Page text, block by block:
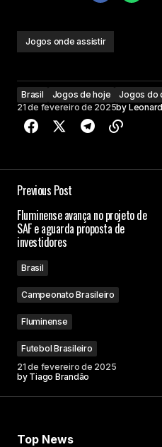
Jogos onde assistir
Brasil Jogos de hoje Jogos do
21 de fevereiro de 2025by
Previous Post
Fluminense avança no projeto de
SAF e aguarda proposta de
investidores
Brasil
Campeonato Brasileiro
Fluminense
Futebol Brasileiro
21 de fevereiro de 2025
by Tiago Brandão
Top News